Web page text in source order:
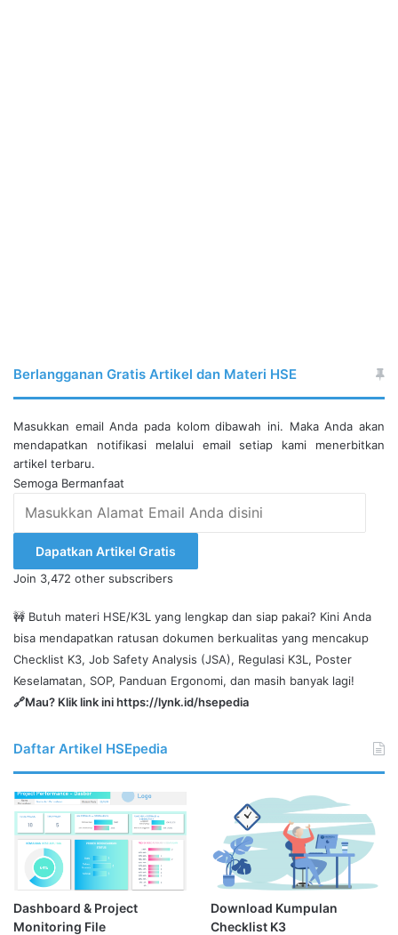
Berlangganan Gratis Artikel dan Materi HSE
Masukkan email Anda pada kolom dibawah ini. Maka Anda akan
mendapatkan notifikasi melalui email setiap kami menerbitkan
artikel terbaru.
Semoga Bermanfaat
Alamat
Anda
disini
Dapatkan Artikel Gratis
Join 3,472 other subscribers
🚧 Butuh materi HSE/K3L yang lengkap dan siap pakai? Kini Anda
bisa mendapatkan ratusan dokumen berkualitas yang mencakup
Checklist K3, Job Safety Analysis (JSA), Regulasi K3L, Poster
Keselamatan, SOP, Panduan Ergonomi, dan masih banyak lagi!
🔗Mau? Klik link inihttps://lynk.id/hsepedia
Daftar Artikel HSEpedia
Dashboard & Project
Monitoring File
Download Kumpulan
Checklist K3